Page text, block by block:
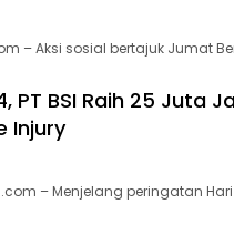
– Aksi sosial bertajuk Jumat
PT BSI Raih 25 Juta
Injury
– Menjelang peringatan